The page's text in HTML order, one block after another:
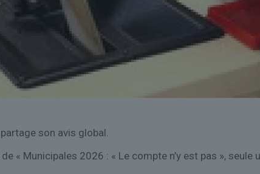
son avis global.
« Municipales 2026 : « Le compte n’y est pas »,